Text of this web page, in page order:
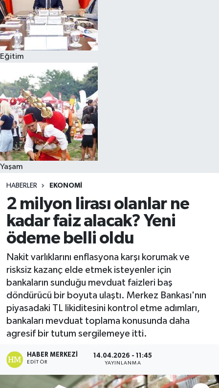
Eğitim
Yaşam
HABERLER EKONOMI
2 milyon lirası olanlar ne
kadar faiz alacak? Yeni
ödeme belli oldu
Nakit varlıklarını enflasyona karşı korumak ve
risksiz kazanç elde etmek isteyenler için
bankaların sunduğu mevduat faizleri baş
döndürücü bir boyuta ulaştı. Merkez Bankası'nın
piyasadaki TL likiditesini kontrol etme adımları,
bankaları mevduat toplama konusunda daha
agresif bir tutum sergilemeye itti.
HABER MERKEZI
EDITÖR
14.04.2026 - 11:45
YAYINLANMA